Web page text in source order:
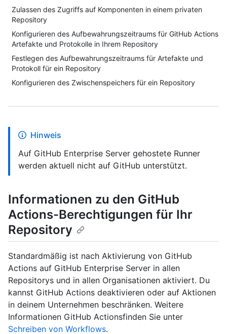
Zulassen des Zugriffs auf Komponenten in einem privaten
Repository
Konfigurieren des Aufbewahrungszeitraums für GitHub Actions
Artefakte und Protokolle in Ihrem Repository
Festlegen des Aufbewahrungszeitraums für Artefakte und
Protokoll für ein Repository
Konfigurieren des Zwischenspeichers für ein Repository
Hinweis
Auf GitHub Enterprise Server gehostete Runner
werden aktuell nicht auf GitHub unterstützt.
Informationen zu den GitHub
Actions-Berechtigungen für Ihr
Repository
Standardmäßig ist nach Aktivierung von GitHub
Actions auf GitHub Enterprise Server in allen
Repositorys und in allen Organisationen aktiviert. Du
kannst GitHub Actions deaktivieren oder auf Aktionen
in deinem Unternehmen beschränken. Weitere
Informationen GitHub Actionsfinden Sie unter
Schreiben von Workflows.